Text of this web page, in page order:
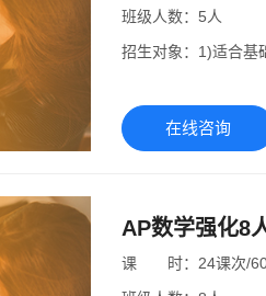
班级人数： 5人
招生对象： 1)适合基
在线咨询
AP数学强化8
课 时： 24课次/